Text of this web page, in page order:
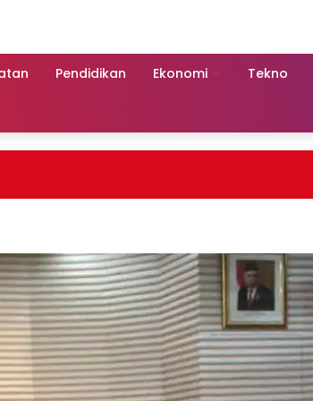
Pendidikan Ekonomi Tekno